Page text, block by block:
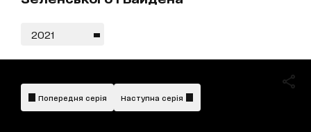
2021
Попередня серія Наступна серія